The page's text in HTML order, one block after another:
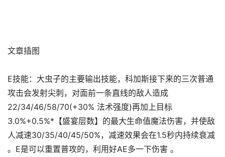
文章插图
E技能：大虫子的主要输出技能，科加斯接下来的三次普通
攻击会发射尖刺，对面前一条直线的敌人造成
22/34/46/58/70(+30% 法术强度)再加上目标
3.0%+0.5%*【盛宴层数】的最大生命值魔法伤害，并使敌
人减速30/35/40/45/50%，减速效果会在1.5秒内持续衰减
。E是可以重置普攻的，利用好AE多一下伤害 。